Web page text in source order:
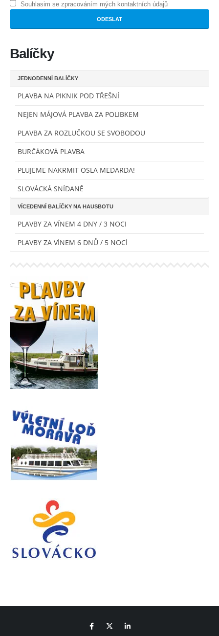
Souhlasim se zpracováním mých kontaktních údajů
Balíčky
JEDNODENNÍ BALÍČKY
PLAVBA NA PIKNIK POD TŘEŠNÍ
NEJEN MÁJOVÁ PLAVBA ZA POLIBKEM
PLAVBA ZA ROZLUČKOU SE SVOBODOU
BURČÁKOVÁ PLAVBA
PLUJEME NAKRMIT OSLA MEDARDA!
SLOVÁCKÁ SNÍDANĚ
VÍCEDENNÍ BALÍČKY NA HAUSBOTU
PLAVBY ZA VÍNEM 4 DNY / 3 NOCI
PLAVBY ZA VÍNEM 6 DNŮ / 5 NOCÍ